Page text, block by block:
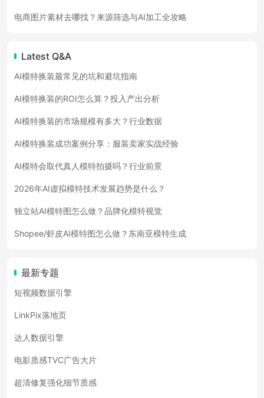
电商图片素材去哪找？来源筛选与AI加工全攻略
Latest Q&A
AI模特换装最常见的坑和避坑指南
AI模特换装的ROI怎么算？投入产出分析
AI模特换装的市场规模有多大？行业数据
AI模特换装成功案例分享：服装卖家实战经验
AI模特会取代真人模特拍摄吗？行业前景
2026年AI虚拟模特技术发展趋势是什么？
独立站AI模特图怎么做？品牌化模特视觉
Shopee/虾皮AI模特图怎么做？东南亚模特生成
最新专题
短视频数据引擎
LinkPix落地页
达人数据引擎
电影质感TVC广告大片
超清修复强化细节质感